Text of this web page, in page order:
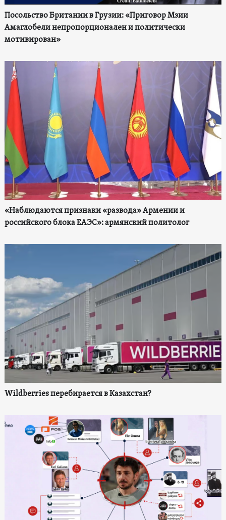
Посольство Британии в Грузии: «Приговор Мзии
Амаглобели непропорционален и политически
мотивирован»
«Наблюдаются признаки «развода» Армении и
российского блока ЕАЭС»: армянский политолог
Wildberries перебирается в Казахстан?